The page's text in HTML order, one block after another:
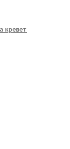
кревет